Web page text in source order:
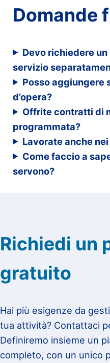
Domande
Devo richiedere
servizio
Posso aggiungere
d’opera?
Offrite contratti di
programmata?
Lavorate anche
Come faccio a
servono?
Richiedi un
gratuito
Hai più esigenze da
tua attività? Contattaci
Definiremo insieme un
completo, con un unico